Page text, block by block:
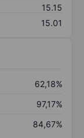
15.15
15.01
62,18%
97,17%
84,67%